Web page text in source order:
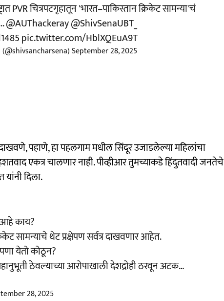
PVR चित्रपटगृहातून 'भारत–पाकिस्तान क्रिकेट सामन्या'चं
@AUThackeray@ShivSenaUBT_
pic.twitter.com/HblXQEuA9T
September 28, 2025
पहाणे, हा पहलगाम मधील सिंदूर उजाडलेल्या महिलांचा
एकत्र चालणार नाही. पीव्हीआर तुमच्याकडे हिंदुतवादी जनतेचे
दिला.
आहे काय?
सामन्याचे थेट प्रक्षेपण सर्वत्र दाखवणार आहेत.
येतो कोठून?
ठेवल्याच्या आरोपाखाली देशद्रोही ठरवून अटक…
28, 2025